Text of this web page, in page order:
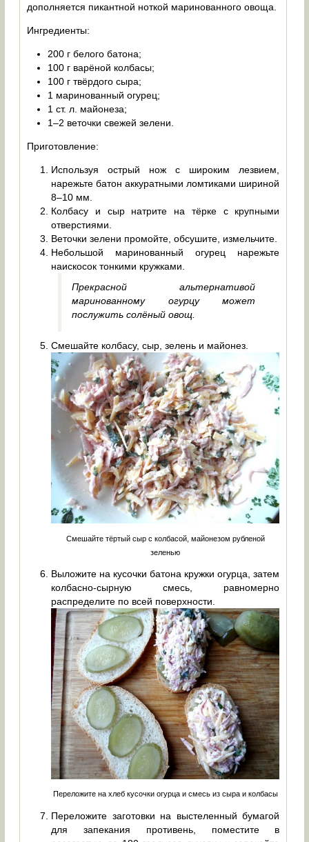
дополняется пикантной ноткой маринованного овоща.
Ингредиенты:
200 г белого батона;
100 г варёной колбасы;
100 г твёрдого сыра;
1 маринованный огурец;
1 ст. л. майонеза;
1–2 веточки свежей зелени.
Приготовление:
Используя острый нож с широким лезвием,
нарежьте батон аккуратными ломтиками шириной
8–10 мм.
Колбасу и сыр натрите на тёрке с крупными
отверстиями.
Веточки зелени промойте, обсушите, измельчите.
Небольшой маринованный огурец нарежьте
наискосок тонкими кружками.
Прекрасной альтернативой
маринованному огурцу может
послужить солёный овощ.
Смешайте колбасу, сыр, зелень и майонез.
Смешайте тёртый сыр с колбасой, майонезом рубленой
зеленью
Выложите на кусочки батона кружки огурца, затем
колбасно-сырную смесь, равномерно
распределите по всей поверхности.
Переложите на хлеб кусочки огурца и смесь из сыра и колбасы
Переложите заготовки на выстеленный бумагой
для запекания противень, поместите в